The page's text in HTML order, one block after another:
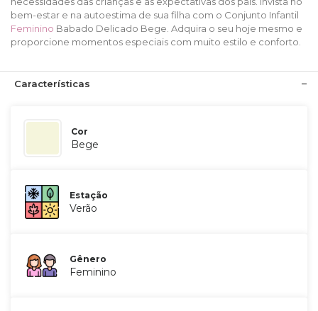
bem-estar e na autoestima de sua filha com o Conjunto Infantil
Feminino Babado Delicado Bege. Adquira o seu hoje mesmo e
proporcione momentos especiais com muito estilo e conforto.
Características
Cor
Bege
Estação
Verão
Gênero
Feminino